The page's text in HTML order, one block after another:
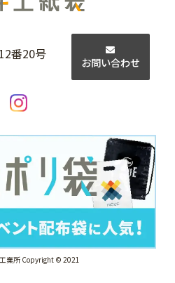
番20号
お問い合わせ
業所 Copyright © 2021